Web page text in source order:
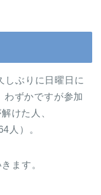
ぶりに日曜日に
わずかですが参加
けた人、
人）。
ます。